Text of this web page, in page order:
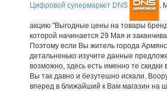
Цифровой супермаркет DNS .
акцию "Выгодные цены на товары
которой начинается 29 Мая и
Поэтому если Вы житель города
детальненько изучите данные
возможно, здесь есть именно те скидки
Вы так давно и безутешно искали.
вперед в ближайший к Вам магазин на